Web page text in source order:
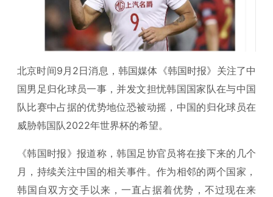
北京时间9月2日消息，韩国媒体《韩国时报》关注了中
国男足归化球员一事，并发文担忧韩国国家队在与中国
队比赛中占据的优势地位恐被动摇，中国的归化球员在
威胁韩国队2022年世界杯的希望。
《韩国时报》报道称，韩国足协官员将在接下来的几个
月，持续关注中国的相关事件。作为相邻的两个国家，
韩国自双方交手以来，一直占据着优势，不过现在来